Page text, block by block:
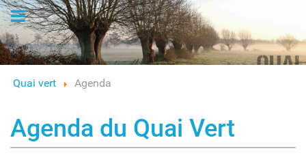
Logo
Quai vert Agenda
Agenda du Quai Vert